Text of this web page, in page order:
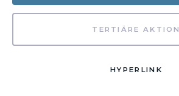
TERTIÄRE AKTION
HYPERLINK